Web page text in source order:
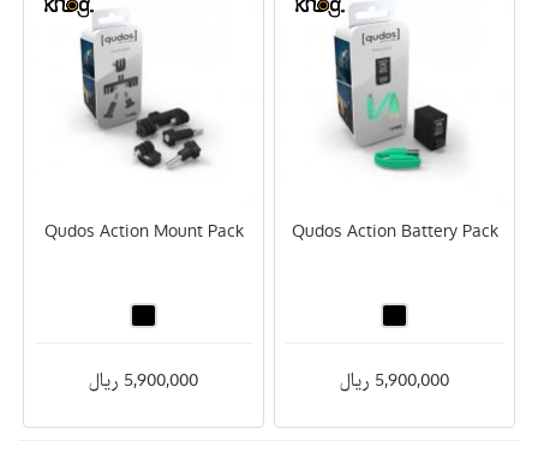
Qudos Action Battery Pack
5,900,000 ریال
Qudos Action Mount Pack
5,900,000 ریال